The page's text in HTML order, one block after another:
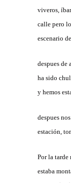
viveros,
calle pero
escenario
despues de
ha sido
y hemos
despues
estación,
Por la tarde
estaba